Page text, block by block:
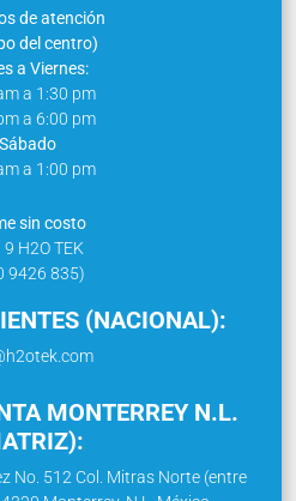
de atención
del centro)
a Viernes:
a 1:30 pm
a 6:00 pm
Sábado
a 1:00 pm
sin costo
H2O TEK
9426 835)
(NACIONAL):
MONTERREY N.L.
No. 512 Col. Mitras Norte (entre